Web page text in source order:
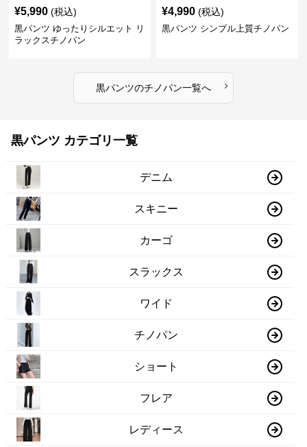
¥5,990 (税込)
黒パンツ ゆったりシルエット リ
ラックスチノパン
¥4,990 (税込)
黒パンツ シンプル上質チノパン
黒パンツのチノパン一覧へ ›
黒パンツ カテゴリ一覧
デニム
スキニー
カーゴ
スラックス
ワイド
チノパン
ショート
フレア
レディース